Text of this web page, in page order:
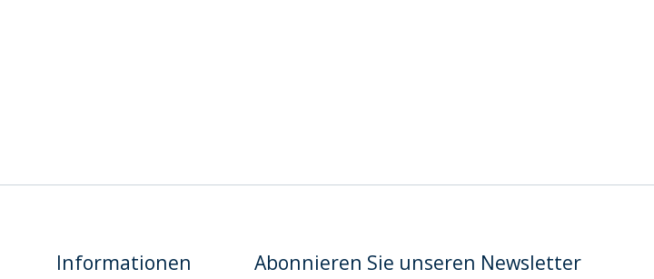
Informationen Abonnieren Sie unseren Newsletter